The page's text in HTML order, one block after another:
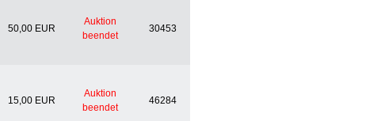
50,00 EUR
Auktion
beendet
30453
15,00 EUR
Auktion
beendet
46284